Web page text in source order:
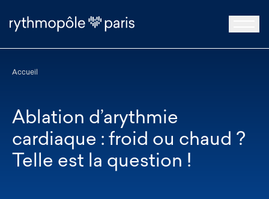
Accueil
Ablation d’arythmie
cardiaque : froid ou chaud ?
Telle est la question !